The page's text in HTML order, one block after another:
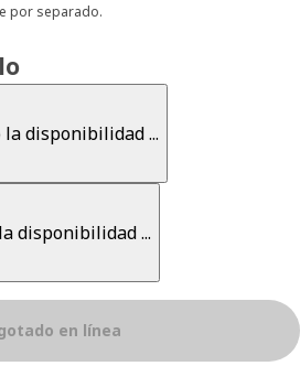
por separado.
disponibilidad ...
disponibilidad ...
en línea